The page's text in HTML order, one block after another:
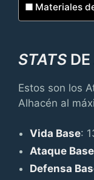
Materiales
STATS
Estos son los
Alhacén al
Vida Base:
Ataque Base
Defensa